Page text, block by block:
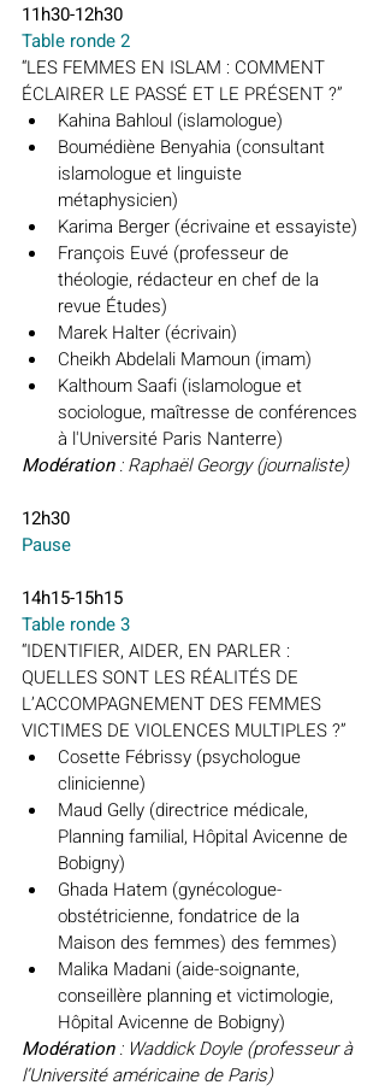
11h30-12h30
Table ronde 2
“LES FEMMES EN ISLAM : COMMENT
ÉCLAIRER LE PASSÉ ET LE PRÉSENT ?”
Kahina Bahloul (islamologue)
Boumédiène Benyahia (consultant
islamologue et linguiste
métaphysicien)
Karima Berger (écrivaine et essayiste)
François Euvé (professeur de
théologie, rédacteur en chef de la
revue Études)
Marek Halter (écrivain)
Cheikh Abdelali Mamoun (imam)
Kalthoum Saafi (islamologue et
sociologue, maîtresse de conférences
à l'Université Paris Nanterre)
Modération : Raphaël Georgy (journaliste)
12h30
Pause
14h15-15h15
Table ronde 3
“IDENTIFIER, AIDER, EN PARLER :
QUELLES SONT LES RÉALITÉS DE
L’ACCOMPAGNEMENT DES FEMMES
VICTIMES DE VIOLENCES MULTIPLES ?”
Cosette Fébrissy (psychologue
clinicienne)
Maud Gelly (directrice médicale,
Planning familial, Hôpital Avicenne de
Bobigny)
Ghada Hatem (gynécologue-
obstétricienne, fondatrice de la
Maison des femmes) des femmes)
Malika Madani (aide-soignante,
conseillère planning et victimologie,
Hôpital Avicenne de Bobigny)
Modération : Waddick Doyle (professeur à
l’Université américaine de Paris)